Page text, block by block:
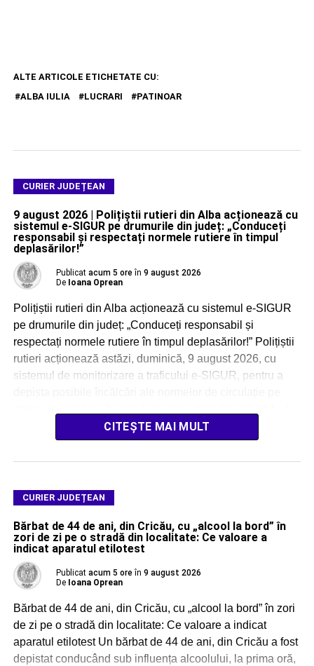
ALTE ARTICOLE ETICHETATE CU:
ALBA IULIA
LUCRARI PATINOAR
CURIER JUDEȚEAN
9 august 2026 | Polițiștii rutieri din Alba acționează cu
sistemul e-SIGUR pe drumurile din județ: „Conduceți
responsabil și respectați normele rutiere în timpul
deplasărilor!”
Publicat acum 5 ore în 9 august 2026
De Ioana Oprean
Polițiștii rutieri din Alba acționează cu sistemul e-SIGUR
pe drumurile din județ: „Conduceți responsabil și
respectați normele rutiere în timpul deplasărilor!” Polițiștii
rutieri acționează astăzi, duminică, 9 august 2026, cu
sistemul de monitorizare a traficului e-SIGUR, pentru a
CITEȘTE MAI MULT
CURIER JUDEȚEAN
Bărbat de 44 de ani, din Cricău, cu „alcool la bord” în
zori de zi pe o stradă din localitate: Ce valoare a
indicat aparatul etilotest
Publicat acum 5 ore în 9 august 2026
De Ioana Oprean
Bărbat de 44 de ani, din Cricău, cu „alcool la bord” în zori
de zi pe o stradă din localitate: Ce valoare a indicat
aparatul etilotest Un bărbat de 44 de ani, din Cricău a fost
depistat conducând sub influența alcoolului, la prima oră,